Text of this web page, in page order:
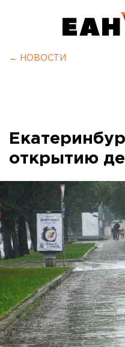
← НОВОСТИ
открытию